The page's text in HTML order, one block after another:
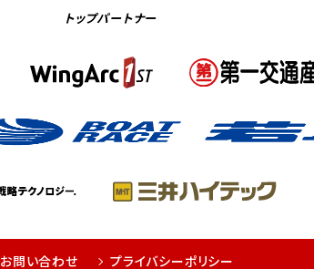
トップパートナー
お問い合わせ プライバシーポリシー